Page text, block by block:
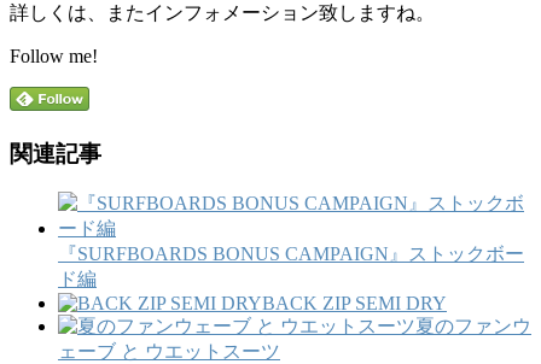
詳しくは、またインフォメーション致しますね。
Follow me!
関連記事
『SURFBOARDS BONUS CAMPAIGN』ストックボー
ド編
BACK ZIP SEMI DRY
夏のファンウ
ェーブ と ウエットスーツ